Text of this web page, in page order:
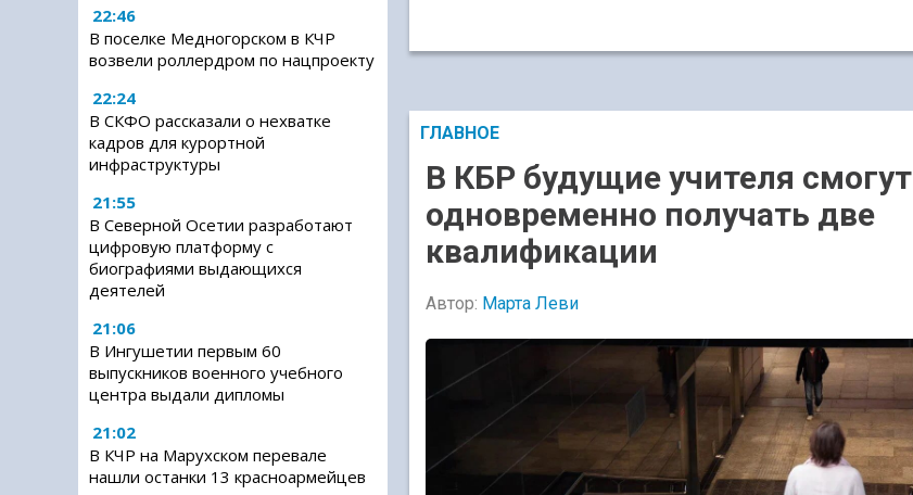
22:46
В поселке Медногорском в КЧР
возвели роллердром по нацпроекту
22:24
В СКФО рассказали о нехватке
кадров для курортной
инфраструктуры
21:55
В Северной Осетии разработают
цифровую платформу с
биографиями выдающихся
деятелей
21:06
В Ингушетии первым 60
выпускников военного учебного
центра выдали дипломы
21:02
В КЧР на Марухском перевале
нашли останки 13 красноармейцев
ГЛАВНОЕ
В КБР будущие учителя смогут
одновременно получать две
квалификации
Автор: Марта Леви